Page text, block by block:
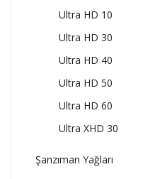
Ultra HD 10
Ultra HD 30
Ultra HD 40
Ultra HD 50
Ultra HD 60
Ultra XHD 30
Şanzıman Yağları